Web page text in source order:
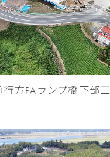
行方PAランプ橋下部